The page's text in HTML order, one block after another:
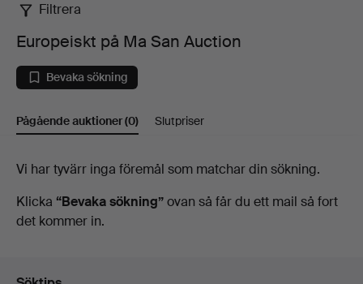
Europeiskt
på
Ma
San
Auction
Filtrera
Europeiskt på Ma San Auction
Bevaka sökning
Pågående auktioner(0) Slutpriser
Pågående
auktioner
Vi har tyvärr inga föremål som matchar din sökning.
Klicka “Bevaka sökning”ovan så får du ett mail så fort
det kommer in.